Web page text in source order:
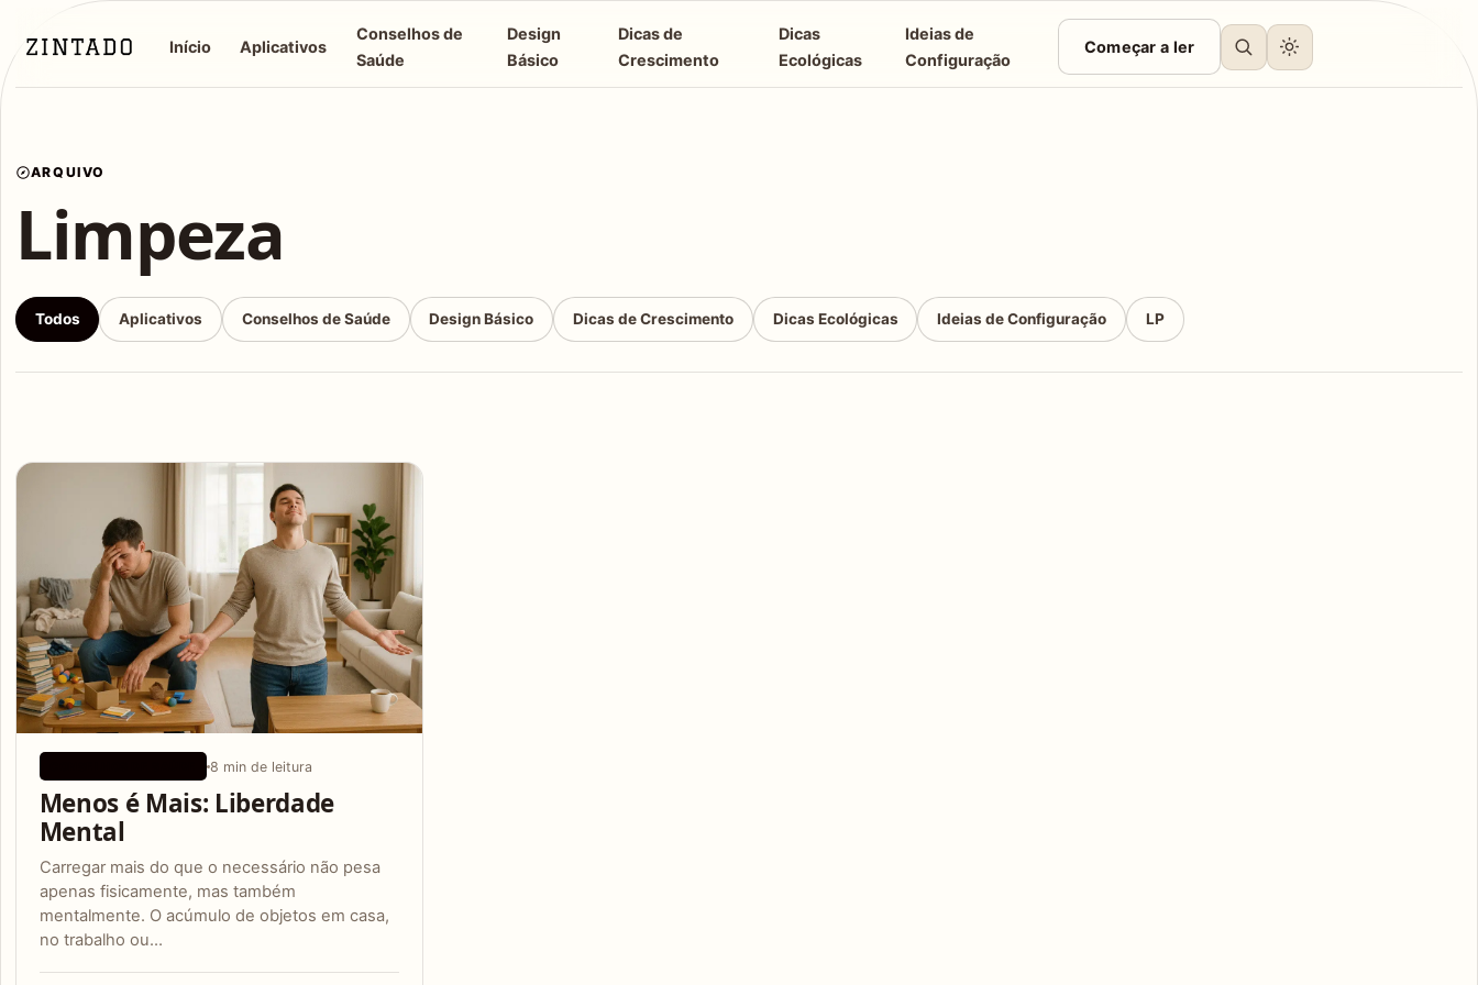
Início Aplicativos
Conselhos de
Saúde
Design
Básico
Dicas de
Crescimento
Dicas
Ecológicas
Ideias de
Configuração
Começar a ler
ARQUIVO
Limpeza
Todos Aplicativos Conselhos de Saúde Design Básico Dicas de Crescimento Dicas Ecológicas Ideias de Configuração LP
Articles
8 min de leitura
Menos é Mais: Liberdade
Mental
Carregar mais do que o necessário não pesa
apenas fisicamente, mas também
mentalmente. O acúmulo de objetos em casa,
no trabalho ou…